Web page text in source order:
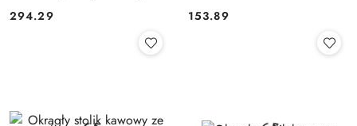
Cena:
294.29 Cena:
153.89